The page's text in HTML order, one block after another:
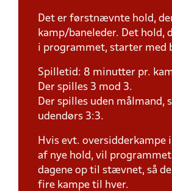
Det er førstnævnte hold,
kamp/baneleder. Det hold,
i programmet, starter med
Spilletid: 8 minutter pr.
Der spilles 3 mod 3.
Der spilles uden målmand,
udendørs 3:3.
Hvis evt. oversidderkampe
af nye hold, vil
dagene op til stævnet, så
fire kampe til hver.